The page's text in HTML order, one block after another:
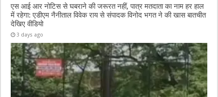
एस आई आर नोटिस से घबराने की जरूरत नहीं, पात्र मतदाता का नाम हर हाल
में रहेगा: एडीएम नैनीताल विवेक राय से संपादक विनोद भगत ने की खास बातचीत
देखिए वीडियो
3 days ago